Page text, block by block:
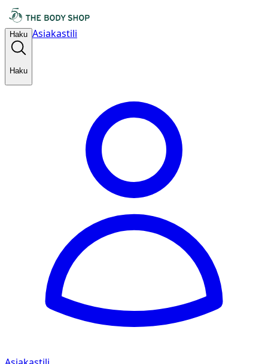
Haku
Haku
Asiakastili